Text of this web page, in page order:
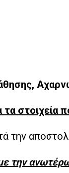
στοιχεία
την
την